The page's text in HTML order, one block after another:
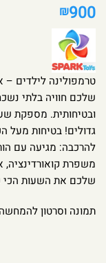
₪900
טרמפולינה לילדים –
שלכם חוויה בלתי
ובטיחותית. מספקת
גדולים! בטיחות מעל
להרכבה: מגיעה עם
משפרת קואורדינציה,
שלכם את השעות הכי
תמונה וסרטון